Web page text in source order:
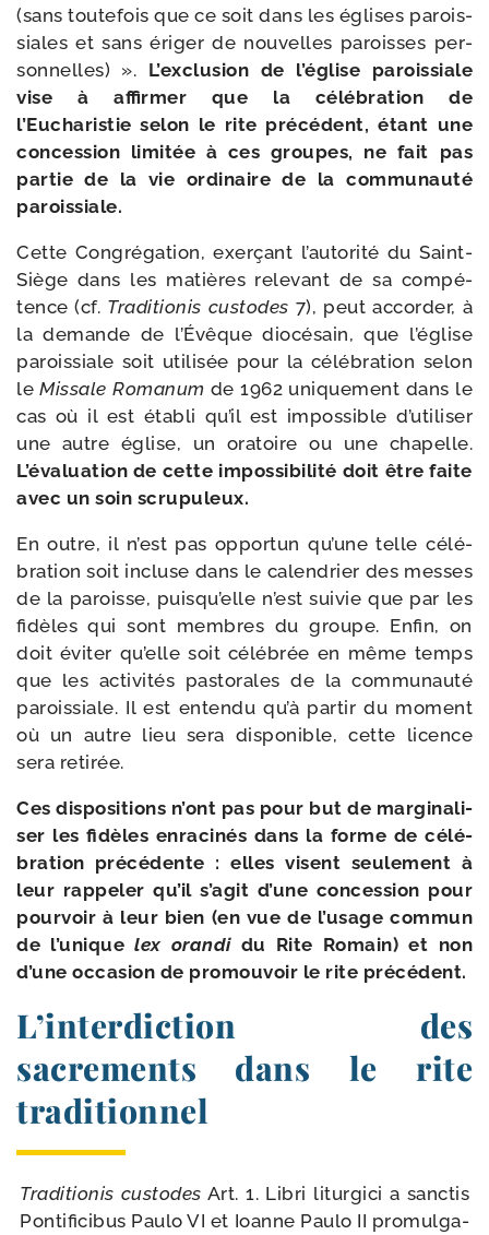
(sans tou­te­fois que ce soit dans les églises parois­
siales et sans éri­ger de nou­velles paroisses per­
son­nelles) ». L’exclusion de l’église parois­siale
vise à affir­mer que la célé­bra­tion de
l’Eucharistie selon le rite pré­cé­dent, étant une
conces­sion limi­tée à ces groupes, ne fait pas
par­tie de la vie ordi­naire de la com­mu­nau­té
paroissiale.
Cette Congrégation, exer­çant l’autorité du Saint-​
Siège dans les matières rele­vant de sa com­pé­
tence (cf. Traditionis cus­todes 7), peut accor­der, à
la demande de l’Évêque dio­cé­sain, que l’église
parois­siale soit uti­li­sée pour la célé­bra­tion selon
leMissale Romanum de 1962 uni­que­ment dans le
cas où il est éta­bli qu’il est impos­sible d’utiliser
une autre église, un ora­toire ou une cha­pelle.
L’évaluation de cette impos­si­bi­li­té doit être faite
avec un soin scrupuleux.
En outre, il n’est pas oppor­tun qu’une telle célé­
bra­tion soit incluse dans le calen­drier des messes
de la paroisse, puisqu’elle n’est sui­vie que par les
fidèles qui sont membres du groupe. Enfin, on
doit évi­ter qu’elle soit célé­brée en même temps
que les acti­vi­tés pas­to­rales de la com­mu­nau­té
parois­siale. Il est enten­du qu’à par­tir du moment
où un autre lieu sera dis­po­nible, cette licence
sera retirée.
Ces dis­po­si­tions n’ont pas pour but de mar­gi­na­li­
ser les fidèles enra­ci­nés dans la forme de célé­
bra­tion pré­cé­dente : elles visent seule­ment à
leur rap­pe­ler qu’il s’agit d’une conces­sion pour
pour­voir à leur bien (en vue de l’usage com­mun
de l’uniquelex oran­didu Rite Romain) et non
d’une occa­sion de pro­mou­voir le rite précédent.
L’interdiction des
sacrements dans le rite
traditionnel
Traditionis cus­todes Art. 1. Libri litur­gi­ci a sanc­tis
Pontificibus Paulo VI et Ioanne Paulo II pro­mul­ga­